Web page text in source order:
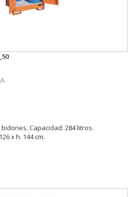
Capacidad: 284 litros.
x h. 144 cm.